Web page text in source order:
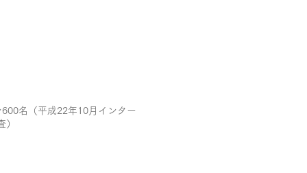
名（平成22年10月インター